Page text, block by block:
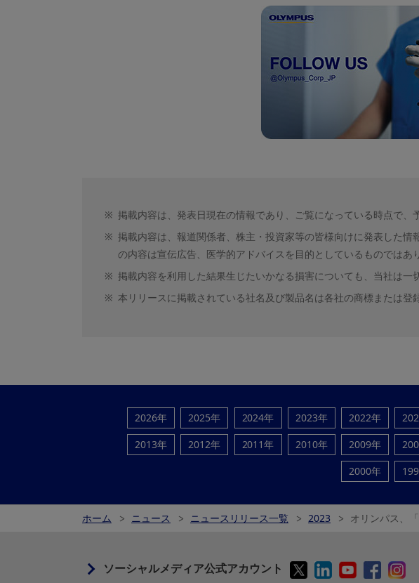
※ 掲載内容は、発表日現在の情報であり、ご覧になっている時点で
※ 掲載内容は、報道関係者、株主・投資家等の皆様向けに発表した
の内容は宣伝広告、医学的アドバイスを目的としているものではあ
※ 掲載内容を利用した結果生じたいかなる損害についても、当社は一
※ 本リリースに掲載されている社名及び製品名は各社の商標または登
2026年 2025年 2024年 2023年 2022年
2013年
2012年 2011年 2010年 2009年
2000年
ホーム ニュース ニュースリリース一覧 2023 オリンパス、
ソーシャルメディア公式アカウント